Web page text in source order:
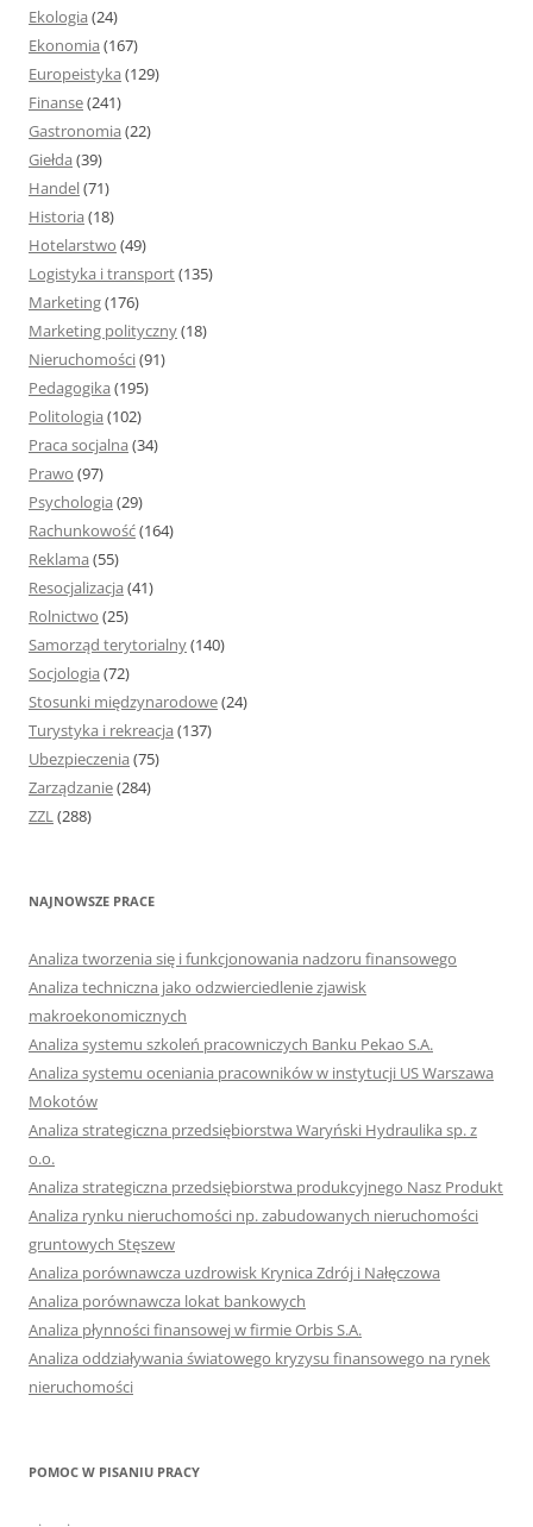
Ekologia (24)
Ekonomia (167)
Europeistyka (129)
Finanse(241)
Gastronomia (22)
Giełda (39)
Handel(71)
Historia (18)
Hotelarstwo (49)
Logistyka i transport(135)
Marketing(176)
Marketing polityczny(18)
Nieruchomości(91)
Pedagogika (195)
Politologia (102)
Praca socjalna (34)
Prawo (97)
Psychologia (29)
Rachunkowość(164)
Reklama (55)
Resocjalizacja (41)
Rolnictwo (25)
Samorząd terytorialny(140)
Socjologia (72)
Stosunki międzynarodowe(24)
Turystyka i rekreacja (137)
Ubezpieczenia (75)
Zarządzanie(284)
ZZL(288)
NAJNOWSZE PRACE
Analiza tworzenia się i funkcjonowania nadzoru finansowego
Analiza techniczna jako odzwierciedlenie zjawisk
makroekonomicznych
Analiza systemu szkoleń pracowniczych Banku Pekao S.A.
Analiza systemu oceniania pracowników w instytucji US Warszawa
Mokotów
Analiza strategiczna przedsiębiorstwa Waryński Hydraulika sp. z
o.o.
Analiza strategiczna przedsiębiorstwa produkcyjnego Nasz Produkt
Analiza rynku nieruchomości np. zabudowanych nieruchomości
gruntowych Stęszew
Analiza porównawcza uzdrowisk Krynica Zdrój i Nałęczowa
Analiza porównawcza lokat bankowych
Analiza płynności finansowej w firmie Orbis S.A.
Analiza oddziaływania światowego kryzysu finansowego na rynek
nieruchomości
POMOC W PISANIU PRACY